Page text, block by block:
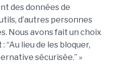
des données de
d’autres personnes
Nous avons fait un choix
“Au lieu de les bloquer,
sécurisée.” »